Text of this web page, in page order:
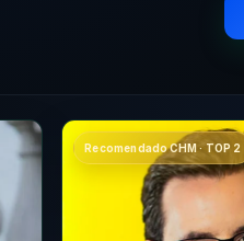
Recomendado CHM · TOP 2